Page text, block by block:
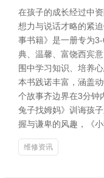
在孩子的成长经过中
想力与说话才略的紧
事书籍》是一册专为
典、温馨、富饶西宾
围中学习知识、培养
本书践诺丰富，涵盖
个故事齐边界在3分钟
兔子找姆妈》训诲孩
握与谦卑的风趣，《
维修资讯